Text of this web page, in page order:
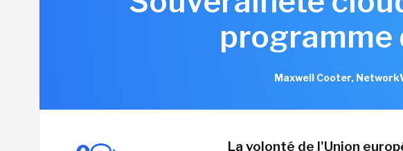
Maxwell Cooter,
La volonté de l'Union